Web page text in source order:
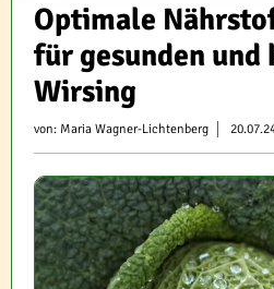
Optimale
für gesunden
Wirsing
von: Maria Wagner-Lichtenberg